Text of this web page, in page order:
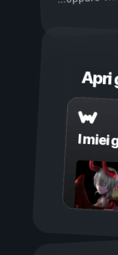
Apri
I miei